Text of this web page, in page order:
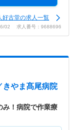
好古堂の求人一覧
02 求人番号：9688696
きやま髙尾病院
み！病院で作業療